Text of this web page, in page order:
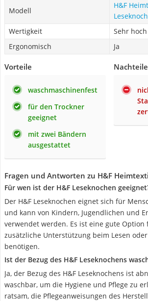
Modell
H&F
Wertigkeit
Sehr hoch
Ergonomisch
Ja
Vorteile
waschmaschinenfest
für den Trockner
geeignet
mit zwei Bändern
ausgestattet
Nachteile
Fragen und Antworten zu H&F
Für wen ist der H&F Leseknochen
Der H&F Leseknochen eignet sich für
und kann von Kindern, Jugendlichen und
verwendet werden. Es ist eine gute Option
zusätzliche Unterstützung beim Lesen
benötigen.
Ist der Bezug des H&F Leseknochens
Ja, der Bezug des H&F Leseknochens ist
waschbar, um die Hygiene und Pflege zu
ratsam, die Pflegeanweisungen des